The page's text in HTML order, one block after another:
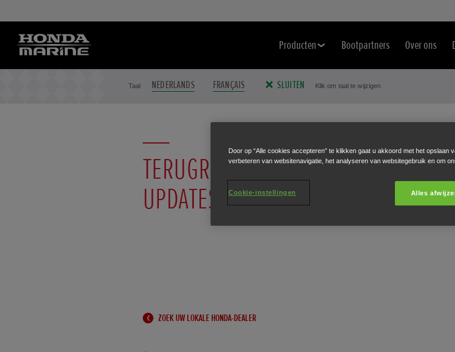
Producten Bootpartners Over ons
Taal NEDERLANDS FRANÇAIS SLUITEN Klik om taal te wijzigen
TERUGROEPACTIES EN
UPDATES
ZOEK UW LOKALE HONDA-DEALER
Door op “Alle cookies accepteren” te klikken gaat u akkoord met het opslaan
verbeteren van websitenavigatie, het analyseren van websitegebruik en om
Alles
Cookie-instellingen